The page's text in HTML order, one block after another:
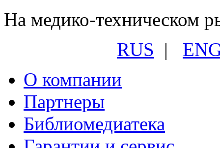
На медико-техническом
RUS |
О компании
Партнеры
Библиомедиатека